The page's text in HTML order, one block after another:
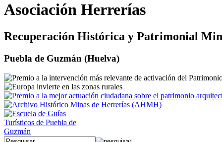
Asociación Herrerías
Recuperación Histórica y Patrimonial
Puebla de Guzmán (Huelva)